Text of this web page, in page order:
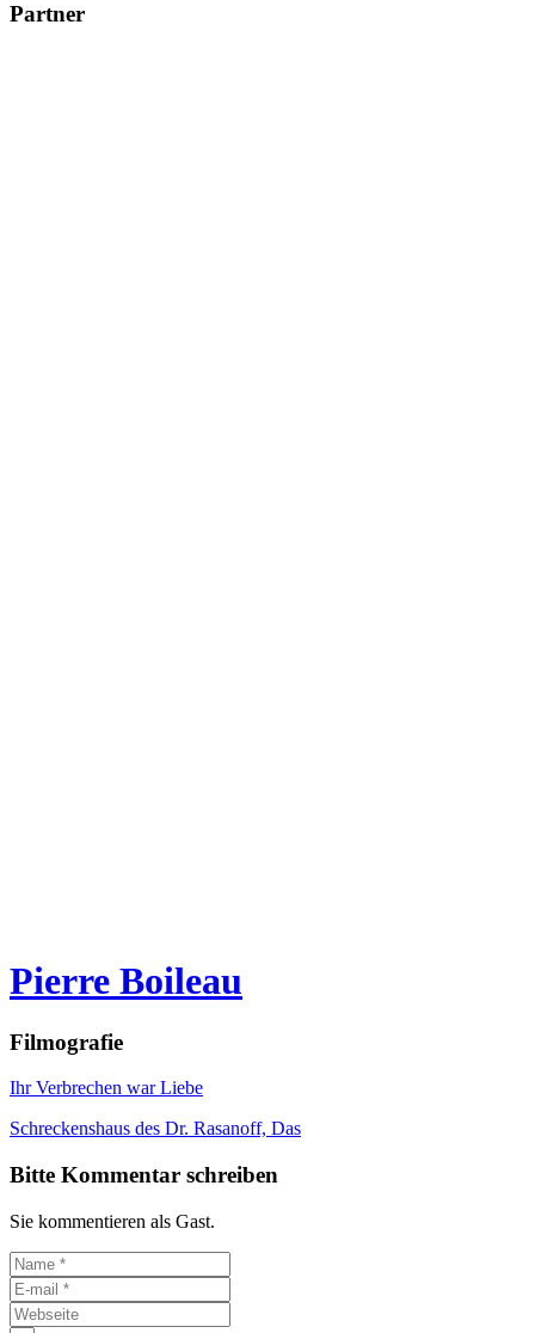
Partner
Pierre Boileau
Filmografie
Ihr Verbrechen war Liebe
Schreckenshaus des Dr. Rasanoff, Das
Bitte Kommentar schreiben
Sie kommentieren als Gast.